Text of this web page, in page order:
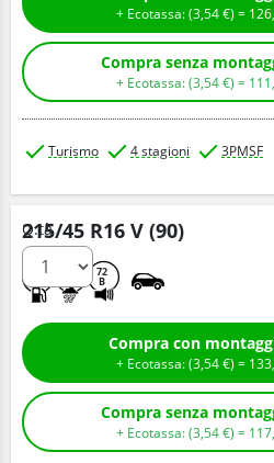
+ Ecotassa: (3,54€ ) = 126,
+ Ecotassa: (3,54€ ) = 111,
Turismo 4 stagioni 3PMSF
215/45 R16 V (90)
72
B
Q.tà
+ Ecotassa: (3,54€ ) = 133,
+ Ecotassa: (3,54€ ) = 117,